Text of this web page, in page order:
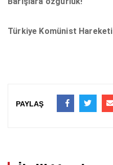
Türkiye Komünist Hareketi
PAYLAŞ